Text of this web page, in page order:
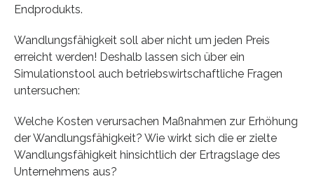
Endprodukts.
Wandlungsfähigkeit soll aber nicht um jeden Preis
erreicht werden! Deshalb lassen sich über ein
Simulationstool auch betriebswirtschaftliche Fragen
untersuchen:
Welche Kosten verursachen Maßnahmen zur Erhöhung
der Wandlungsfähigkeit? Wie wirkt sich die er zielte
Wandlungsfähigkeit hinsichtlich der Ertragslage des
Unternehmens aus?